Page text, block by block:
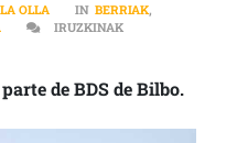
OLLA IN BERRIAK,
IRUZKINAK
ISRAELÍES FUERON
de BDS de Bilbo.